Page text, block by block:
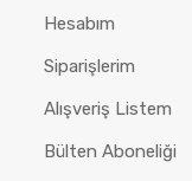
Hesabım
Siparişlerim
Alışveriş Listem
Bülten Aboneliği